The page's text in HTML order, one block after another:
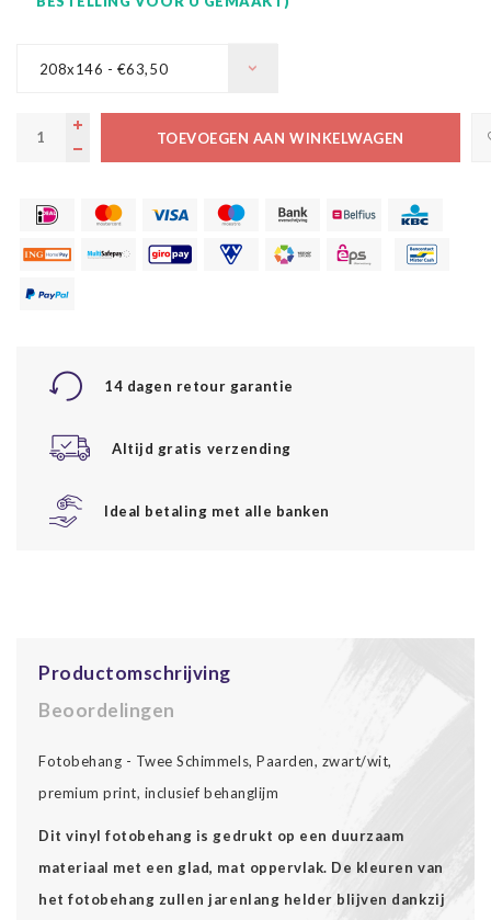
208x146 - €63,50
TOEVOEGEN AAN WINKELWAGEN
14 dagen retour garantie
Altijd gratis verzending
Ideal betaling met alle banken
Productomschrijving
Beoordelingen
Fotobehang - Twee Schimmels, Paarden, zwart/wit,
premium print, inclusief behanglijm
Dit vinyl fotobehang is gedrukt op een duurzaam
materiaal met een glad, mat oppervlak. De kleuren van
het fotobehang zullen jarenlang helder blijven dankzij